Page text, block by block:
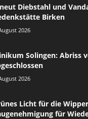
Diebstahl und
Birken
2026
Solingen: Abriss
2026
Licht für die
für